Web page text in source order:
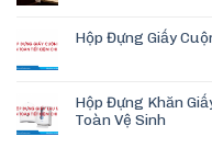
Hộp Đựng Giấy
Hộp Đựng Khăn
Toàn Vệ Sinh